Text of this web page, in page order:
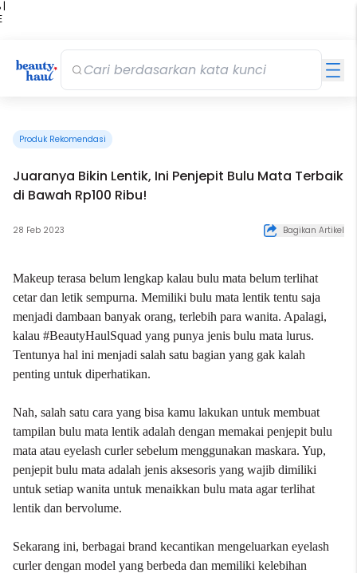
|
Produk Rekomendasi
Juaranya Bikin Lentik, Ini Penjepit Bulu Mata Terbaik
di Bawah Rp100 Ribu!
28 Feb 2023 Bagikan Artikel
Makeup terasa belum lengkap kalau bulu mata belum terlihat
cetar dan letik sempurna. Memiliki bulu mata lentik tentu saja
menjadi dambaan banyak orang, terlebih para wanita. Apalagi,
kalau #BeautyHaulSquad yang punya jenis bulu mata lurus.
Tentunya hal ini menjadi salah satu bagian yang gak kalah
penting untuk diperhatikan.
Nah, salah satu cara yang bisa kamu lakukan untuk membuat
tampilan bulu mata lentik adalah dengan memakai penjepit bulu
mata atau eyelash curler sebelum menggunakan maskara. Yup,
penjepit bulu mata adalah jenis aksesoris yang wajib dimiliki
untuk setiap wanita untuk menaikkan bulu mata agar terlihat
lentik dan bervolume.
Sekarang ini, berbagai brand kecantikan mengeluarkan eyelash
curler dengan model yang berbeda dan memiliki kelebihan